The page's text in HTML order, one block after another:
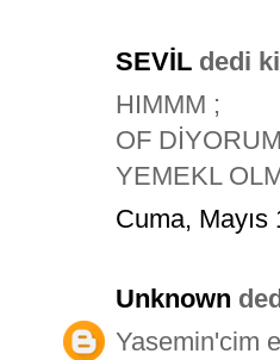
SEVİL dedi
HIMMM ;
OF
YEMEKL
Cuma, Mayıs
Unknown
Yasemin'cim